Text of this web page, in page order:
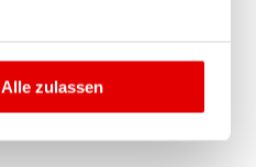
Alle zulassen